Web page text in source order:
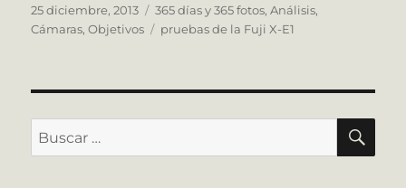
Publicado
el
25 diciembre, 2013 Categorías
365 días y 365 fotos,Análisis,
Cámaras,Objetivos Etiquetas
pruebas de la Fuji X-E1
Buscar
por: